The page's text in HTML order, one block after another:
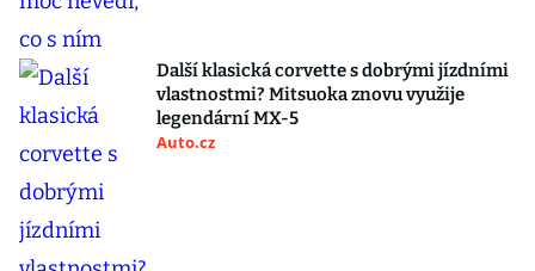
Další klasická corvette s dobrými jízdními
vlastnostmi? Mitsuoka znovu využije
legendární MX-5
Auto.cz